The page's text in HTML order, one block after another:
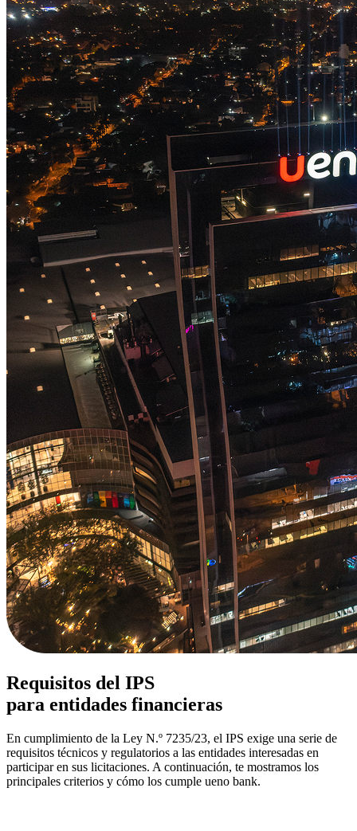
Requisitos del IPS
para entidades financieras
En cumplimiento de la Ley N.º 7235/23, el IPS exige una serie de
requisitos técnicos y regulatorios a las entidades interesadas en
participar en sus licitaciones. A continuación, te mostramos los
principales criterios y cómo los cumple ueno bank.